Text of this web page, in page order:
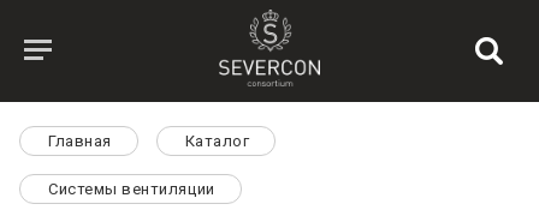
Главная Каталог
Системы вентиляции